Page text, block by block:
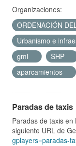
Organizaciones:
ORDENACIÓN
Urbanismo e
gml
SHP
aparcamientos
Paradas de taxis
Paradas de taxis
siguiente URL de
gplayers=paradas-